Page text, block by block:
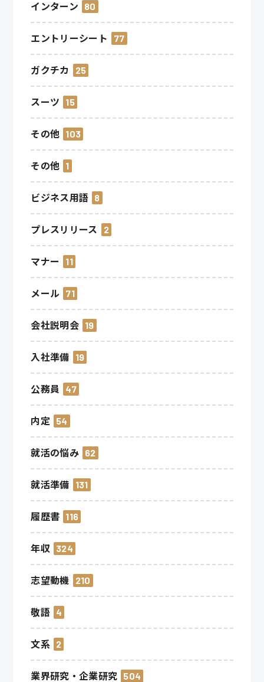
インターン 80
エントリーシート 77
ガクチカ 25
スーツ 15
その他 103
その他 1
ビジネス用語 8
プレスリリース 2
マナー 11
メール 71
会社説明会 19
入社準備 19
公務員 47
内定 54
就活の悩み 62
就活準備 131
履歴書 116
年収 324
志望動機 210
敬語 4
文系 2
業界研究・企業研究 504